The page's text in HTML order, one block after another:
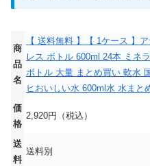
商
品
名
【 送料無料 】【 1ケース 】
レス ボトル 600ml 24本 ミネ
ボトル 大量 まとめ買い 軟水
ヒおいしい水 600ml水 水まと
価
格
2,920円（税込）
送
料
送料別